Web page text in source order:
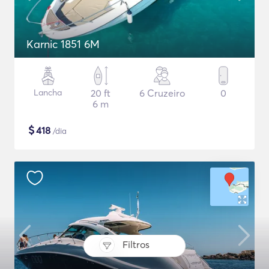
Filtros
Karnic 1851 6M
Lancha
20 ft
6 m
6 Cruzeiro 0
$418 /dia